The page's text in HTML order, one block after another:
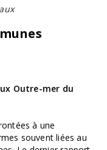
Outre-mer du
à une
souvent liées au